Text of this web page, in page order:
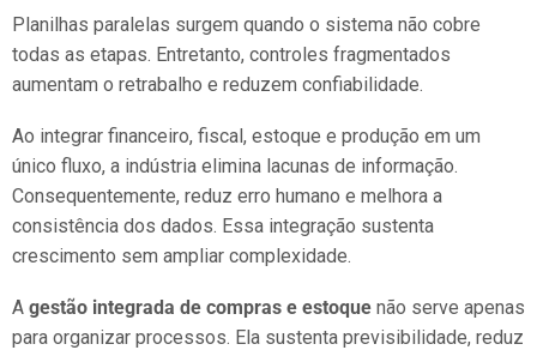
Planilhas paralelas surgem quando o sistema não cobre
todas as etapas. Entretanto, controles fragmentados
aumentam o retrabalho e reduzem confiabilidade.
Ao integrar financeiro, fiscal, estoque e produção em um
único fluxo, a indústria elimina lacunas de informação.
Consequentemente, reduz erro humano e melhora a
consistência dos dados. Essa integração sustenta
crescimento sem ampliar complexidade.
A gestão integrada de compras e estoque não serve apenas
para organizar processos. Ela sustenta previsibilidade, reduz